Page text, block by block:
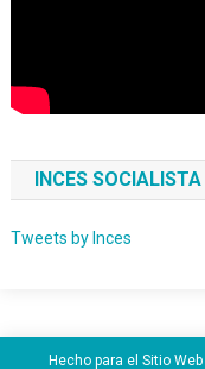
INCES SOCIALISTA
Tweets by Inces
Hecho para el Sitio